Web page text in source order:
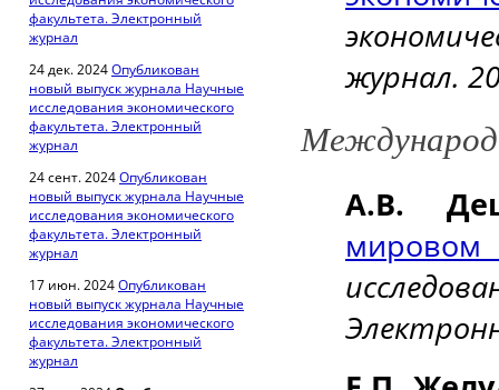
факультета. Электронный
журнал
24 дек. 2024Опубликован
новый выпуск журнала Научные
исследования экономического
факультета. Электронный
журнал
24 сент. 2024Опубликован
новый выпуск журнала Научные
исследования экономического
факультета. Электронный
журнал
17 июн. 2024Опубликован
новый выпуск журнала Научные
исследования экономического
факультета. Электронный
журнал
журнал.
А.В.